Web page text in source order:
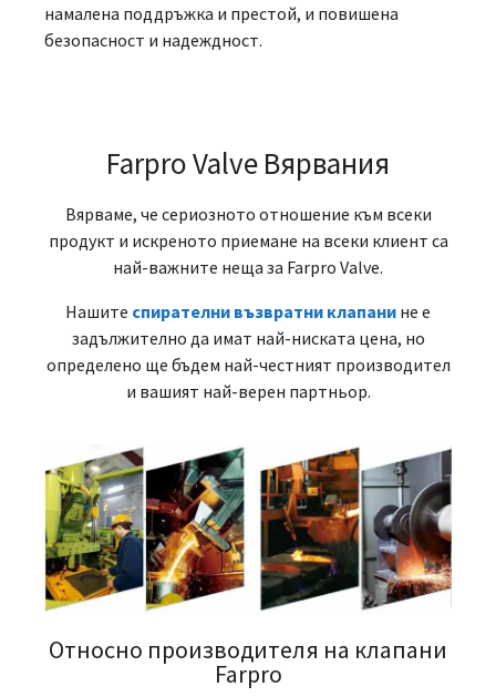
намалена поддръжка и престой, и повишена
безопасност и надеждност.
Farpro Valve Вярвания
Вярваме, че сериозното отношение към всеки
продукт и искреното приемане на всеки клиент са
най-важните неща за Farpro Valve.
Нашите спирателни възвратни клапани не е
задължително да имат най-ниската цена, но
определено ще бъдем най-честният производител
и вашият най-верен партньор.
Относно производителя на клапани
Farpro